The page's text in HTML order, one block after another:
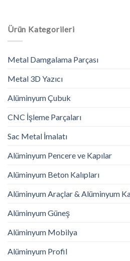
Ürün Kategorileri
Metal Damgalama Parçası
Metal 3D Yazıcı
Alüminyum Çubuk
CNC İşleme Parçaları
Sac Metal İmalatı
Alüminyum Pencere ve Kapılar
Alüminyum Beton Kalıpları
Alüminyum Araçlar & Alüminyum
Alüminyum Güneş
Alüminyum Mobilya
Alüminyum Profil